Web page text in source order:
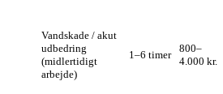
Vandskade / akut
udbedring
(midlertidigt
arbejde)
1–6 timer
800–
4.000 kr.